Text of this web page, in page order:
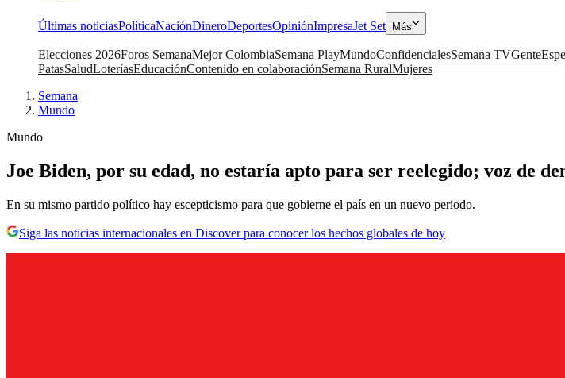
Últimas noticiasPolíticaNaciónDineroDeportesOpiniónImpresaJet Set Más
Elecciones 2026Foros SemanaMejor ColombiaSemana PlayMundoConfidencialesSemana TVGente
PatasSaludLoteríasEducaciónContenido en colaboraciónSemana RuralMujeres
Semana|
Mundo
Mundo
Joe Biden, por su edad, no estaría apto para ser reelegido; voz de
En su mismo partido político hay escepticismo para que gobierne el país en un nuevo periodo.
Siga las noticias internacionales en Discover para conocer los hechos globales de hoy